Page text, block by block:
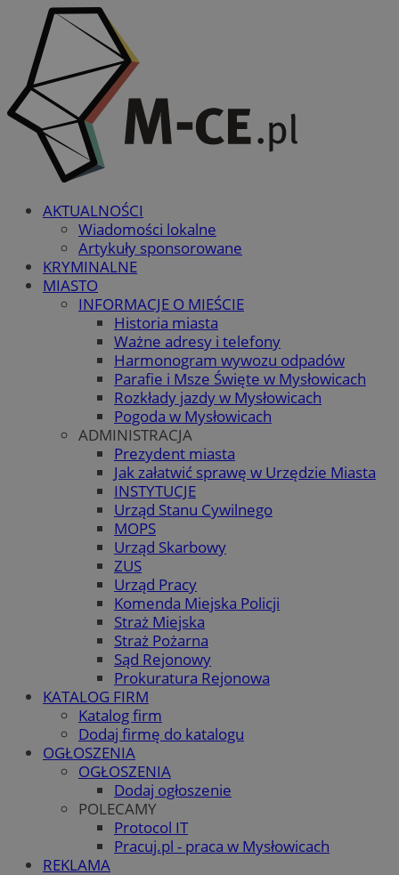
AKTUALNOŚCI
Wiadomości lokalne
Artykuły sponsorowane
KRYMINALNE
MIASTO
INFORMACJE O MIEŚCIE
Historia miasta
Ważne adresy i telefony
Harmonogram wywozu odpadów
Parafie i Msze Święte w Mysłowicach
Rozkłady jazdy w Mysłowicach
Pogoda w Mysłowicach
ADMINISTRACJA
Prezydent miasta
Jak załatwić sprawę w Urzędzie Miasta
INSTYTUCJE
Urząd Stanu Cywilnego
MOPS
Urząd Skarbowy
ZUS
Urząd Pracy
Komenda Miejska Policji
Straż Miejska
Straż Pożarna
Sąd Rejonowy
Prokuratura Rejonowa
KATALOG FIRM
Katalog firm
Dodaj firmę do katalogu
OGŁOSZENIA
OGŁOSZENIA
Dodaj ogłoszenie
POLECAMY
Protocol IT
Pracuj.pl - praca w Mysłowicach
REKLAMA